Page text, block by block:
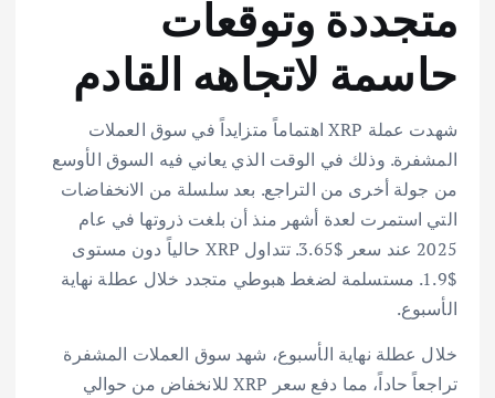
متجددة وتوقعات
حاسمة لاتجاهه القادم
شهدت عملة XRP اهتماماً متزايداً في سوق العملات
المشفرة. وذلك في الوقت الذي يعاني فيه السوق الأوسع
من جولة أخرى من التراجع. بعد سلسلة من الانخفاضات
التي استمرت لعدة أشهر منذ أن بلغت ذروتها في عام
2025 عند سعر $3.65. تتداول XRP حالياً دون مستوى
$1.9. مستسلمة لضغط هبوطي متجدد خلال عطلة نهاية
الأسبوع.
خلال عطلة نهاية الأسبوع، شهد سوق العملات المشفرة
تراجعاً حاداً، مما دفع سعر XRP للانخفاض من حوالي